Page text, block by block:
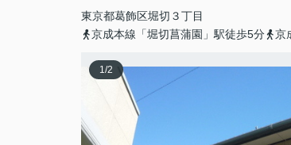
東京都葛飾区堀切 ３丁目
京成本線「堀切菖蒲園」駅徒歩5分
京
1/2